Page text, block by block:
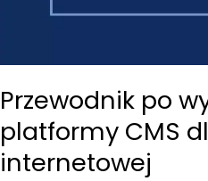
Przewodnik po
platformy CMS
internetowej